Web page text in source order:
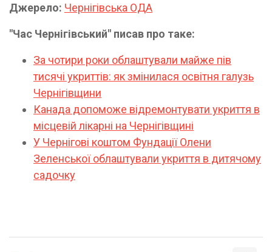
Джерело: Чернігівська ОДА
"Час Чернігівський" писав про таке:
За чотири роки облаштували майже пів
тисячі укриттів: як змінилася освітня галузь
Чернігівщини
Канада допоможе відремонтувати укриття в
місцевій лікарні на Чернігівщині
У Чернігові коштом Фундації Олени
Зеленської облаштували укриття в дитячому
садочку